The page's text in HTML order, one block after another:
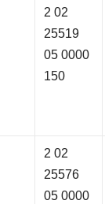
2 02
25519
05 0000
150
2 02
25576
05 0000